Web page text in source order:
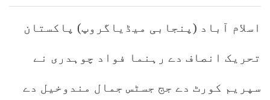
اسلام آباد (پنجابی میڈیاگروپ) پاکستان
تحریک انصاف دے رہنما فواد چوہدری نے
سپریم کورٹ دے جج جسٹس جمال مندوخیل دے